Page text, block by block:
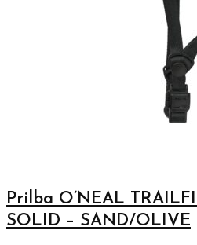
Prilba O’NEAL
SOLID – SAND/OLIVE